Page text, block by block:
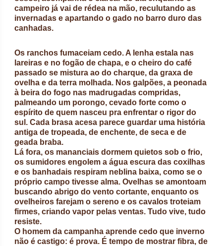
campeiro já vai de rédea na mão, reculutando as
invernadas e apartando o gado no barro duro das
canhadas.
Os ranchos fumaceiam cedo. A lenha estala nas
lareiras e no fogão de chapa, e o cheiro do café
passado se mistura ao do charque, da graxa de
ovelha e da terra molhada. Nos galpões, a peonada
à beira do fogo nas madrugadas compridas,
palmeando um porongo, cevado forte como o
espírito de quem nasceu pra enfrentar o rigor do
sul. Cada brasa acesa parece guardar uma história
antiga de tropeada, de enchente, de seca e de
geada braba.
Lá fora, os mananciais dormem quietos sob o frio,
os sumidores engolem a água escura das coxilhas
e os banhadais respiram neblina baixa, como se o
próprio campo tivesse alma. Ovelhas se amontoam
buscando abrigo do vento cortante, enquanto os
ovelheiros farejam o sereno e os cavalos troteiam
firmes, criando vapor pelas ventas. Tudo vive, tudo
resiste.
O homem da campanha aprende cedo que inverno
não é castigo: é prova. É tempo de mostrar fibra, de